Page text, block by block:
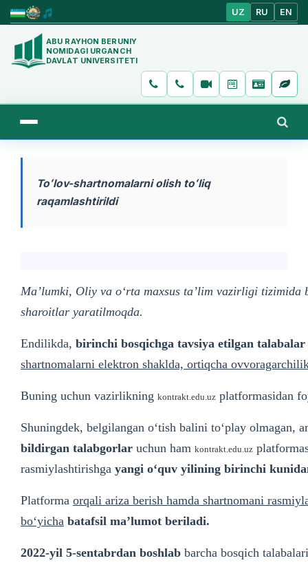
UZ RU EN
ABU RAYHON BERUNIY
NOMIDAGI URGANCH
DAVLAT UNIVERSITETI
Toʻlov-shartnomalarni olish toʻliq
raqamlashtirildi
Ma’lumki, Oliy va o‘rta maxsus ta’lim vazirligi
sharoitlar yaratilmoqda.
Endilikda, birinchi bosqichga tavsiya etilgan
shartnomalarni elektron shaklda, ortiqcha
Buning uchun vazirlikning kontrakt.edu.uz platformasidan
Shuningdek, belgilangan o‘tish balini to‘play olmagan,
bildirgan talabgorlar uchun ham kontrakt.edu.uz
rasmiylashtirishga yangi o‘quv yilining birinchi
Platforma orqali ariza berish hamda shartnomani
bo‘yicha batafsil ma’lumot beriladi.
2022-yil 5-sentabrdan boshlab barcha bosqich